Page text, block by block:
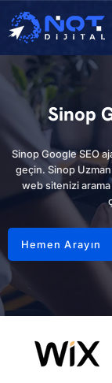
Sinop
Sinop Google SEO
geçin. Sinop
web sitenizi arama
Hemen Arayın